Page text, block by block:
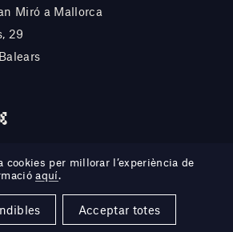
Miró a Mallorca
29
per millorar l’experiència de
aquí.
Acceptar totes